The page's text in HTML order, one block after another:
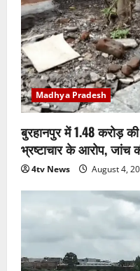
Madhya Pradesh
बुरहानपुर में 1.48 करोड़ की
भ्रष्टाचार के आरोप, जांच
4tv News August 4,